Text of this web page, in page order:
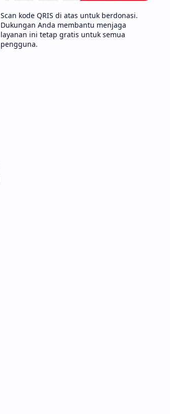
Scan kode QRIS di atas untuk berdonasi.
Dukungan Anda membantu menjaga
layanan ini tetap gratis untuk semua
pengguna.